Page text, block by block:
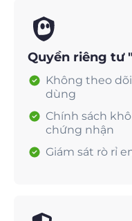
Quyền riêng tư
Không theo
dùng
Chính sách
chứng nhận
Giám sát rò rỉ